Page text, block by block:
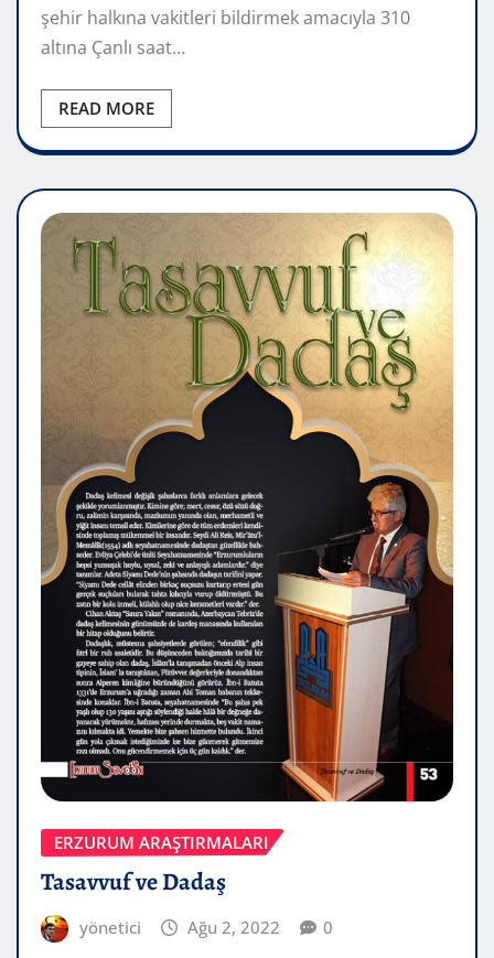
şehir halkına vakitleri bildirmek amacıyla 310
altına Çanlı saat…
READ MORE
ERZURUM ARAŞTIRMALARI
Tasavvuf ve Dadaş
yönetici Ağu 2, 2022 0